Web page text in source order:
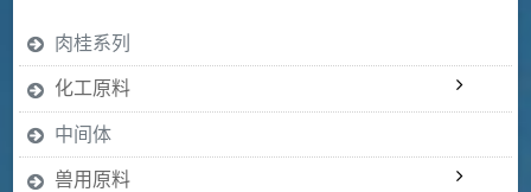
肉桂系列
化工原料
中间体
兽用原料